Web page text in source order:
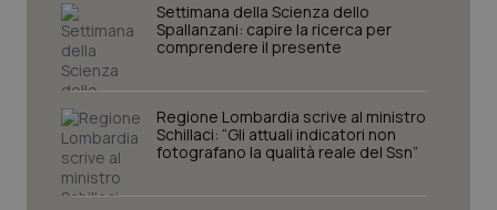
Settimana della Scienza dello
Spallanzani: capire la ricerca per
comprendere il presente
Regione Lombardia scrive al ministro
Schillaci: “Gli attuali indicatori non
fotografano la qualità reale del Ssn”
Necessari Statistici Marketing
sito web abilitandone funzionalità di base quali la
navigazione sulle pagine e l'accesso alle aree
protette del sito. Il sito web non è in grado di
funzionare correttamente senza questi cookie.